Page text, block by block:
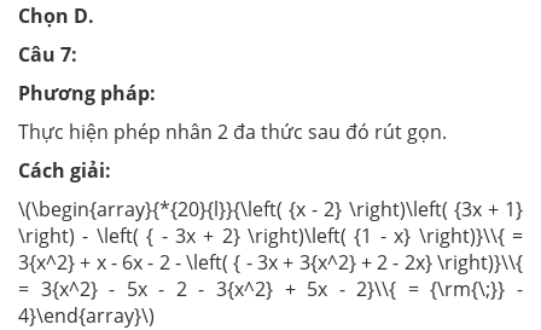
Chọn D.
Câu 7:
Phương pháp:
Thực hiện phép nhân 2 đa thức sau đó rút gọn.
Cách giải:
\(\begin{array}{*{20}{l}}{\left( {x - 2} \right)\left( {3x + 1}
\right) - \left( { - 3x + 2} \right)\left( {1 - x} \right)}\\{ =
3{x^2} + x - 6x - 2 - \left( { - 3x + 3{x^2} + 2 - 2x} \right)}\\{
= 3{x^2} - 5x - 2 - 3{x^2} + 5x - 2}\\{ = {\rm{\;}} -
4}\end{array}\)